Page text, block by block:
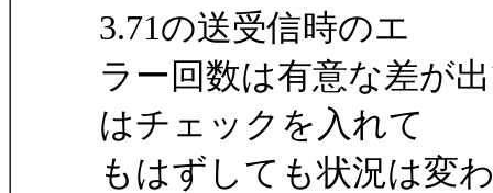
3.71の送受信時のエ
ラー回数は有意な差が
はチェックを入れて
もはずしても状況は変